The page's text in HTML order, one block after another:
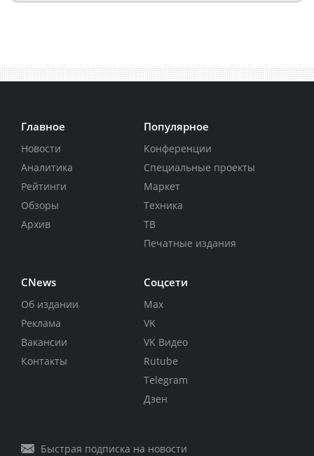
Главное
Новости
Аналитика
Рейтинги
Обзоры
Архив
Популярное
Конференции
Специальные проекты
Маркет
Техника
ТВ
Печатные издания
CNews
Об издании
Реклама
Вакансии
Контакты
Соцсети
Max
VK
VK Видео
Rutube
Telegram
Дзен
Быстрая подписка на новости